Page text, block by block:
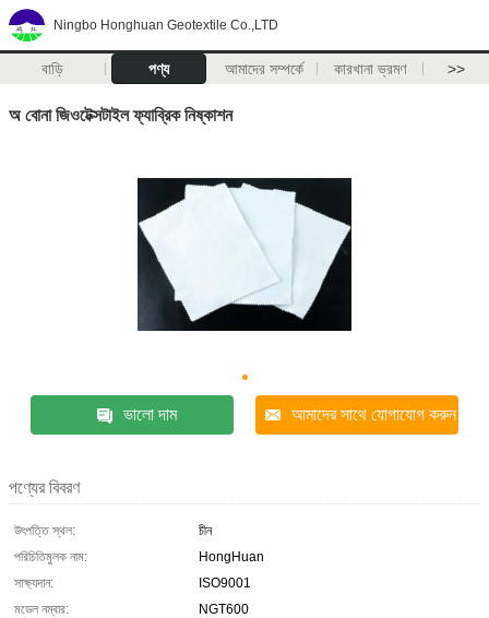
Ningbo Honghuan Geotextile Co.,LTD
বাড়ি পণ্য আমাদের সম্পর্কে কারখানা ভ্রমণ >>
অ বোনা জিওটেক্সটাইল ফ্যাব্রিক নিষ্কাশন
ভালো দাম আমাদের সাথে যোগাযোগ করুন
পণ্যের বিবরণ
উৎপত্তি স্থল:
চীন
পরিচিতিমুলক নাম:
HongHuan
সাক্ষ্যদান:
ISO9001
মডেল নম্বার:
NGT600